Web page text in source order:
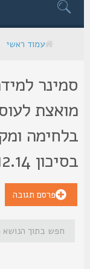
עמוד ראשי
למידה
11-12.12.14
פרסם תגובה